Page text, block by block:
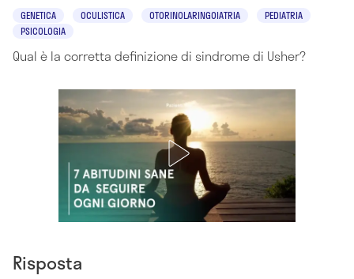
GENETICA OCULISTICA OTORINOLARINGOIATRIA
PEDIATRIA
PSICOLOGIA
Qual è la corretta definizione di sindrome di Usher?
Risposta